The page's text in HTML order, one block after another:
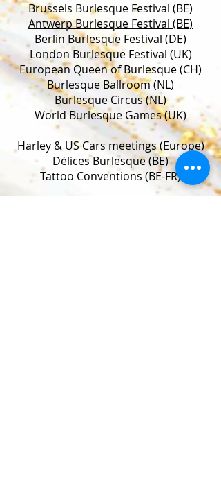
Brussels Burlesque Festival (BE)
Antwerp Burlesque Festival (BE)
Berlin Burlesque Festival (DE)
London Burlesque Festival (UK)
European Queen of Burlesque (CH)
Burlesque Ballroom (NL)
Burlesque Circus (NL)
World Burlesque Games (UK)
Harley & US Cars meetings (Europe)
Délices Burlesque (BE)
Tattoo Conventions (BE-FR)